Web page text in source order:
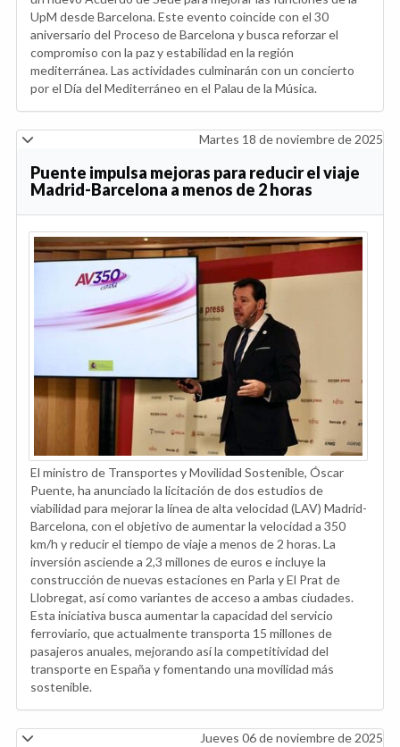
UpM desde Barcelona. Este evento coincide con el 30
aniversario del Proceso de Barcelona y busca reforzar el
compromiso con la paz y estabilidad en la región
mediterránea. Las actividades culminarán con un concierto
por el Día del Mediterráneo en el Palau de la Música.
Martes 18 de noviembre de 2025
Puente impulsa mejoras para reducir el viaje
Madrid-Barcelona a menos de 2 horas
El ministro de Transportes y Movilidad Sostenible, Óscar
Puente, ha anunciado la licitación de dos estudios de
viabilidad para mejorar la línea de alta velocidad (LAV) Madrid-
Barcelona, con el objetivo de aumentar la velocidad a 350
km/h y reducir el tiempo de viaje a menos de 2 horas. La
inversión asciende a 2,3 millones de euros e incluye la
construcción de nuevas estaciones en Parla y El Prat de
Llobregat, así como variantes de acceso a ambas ciudades.
Esta iniciativa busca aumentar la capacidad del servicio
ferroviario, que actualmente transporta 15 millones de
pasajeros anuales, mejorando así la competitividad del
transporte en España y fomentando una movilidad más
sostenible.
Jueves 06 de noviembre de 2025